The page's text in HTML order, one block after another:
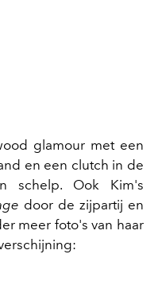
glamour met een
en een clutch in de
schelp. Ook Kim's
door de zijpartij en
meer foto's van haar